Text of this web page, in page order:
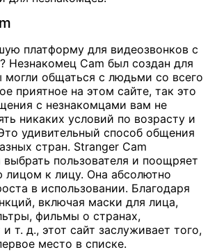
платформу для видеозвонков с
Незнакомец Cam был создан для
могли общаться с людьми со всего
приятное на этом сайте, так это
с незнакомцами вам не
никаких условий по возрасту и
удивительный способ общения
стран. Stranger Cam
выбрать пользователя и поощряет
лицом к лицу. Она абсолютно
в использовании. Благодаря
включая маски для лица,
фильмы о странах,
т. д., этот сайт заслуживает того,
место в списке.